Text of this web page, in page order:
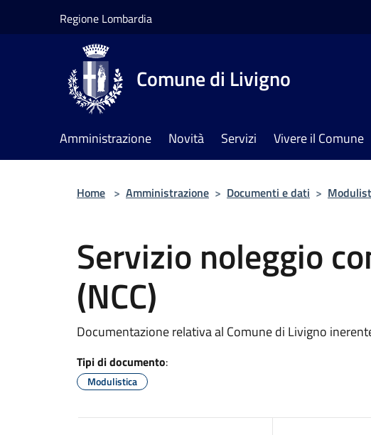
Regione Lombardia
Comune di Livigno
Amministrazione Novità Servizi Vivere il Comune
Home > Amministrazione > Documenti e dati >
Servizio noleggio
(NCC)
Documentazione relativa al Comune di Livigno
Tipi di documento:
Modulistica